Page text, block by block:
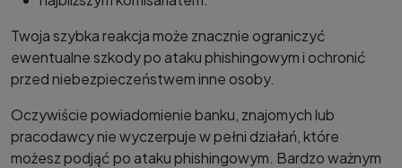
Twoja szybka reakcja może znacznie ograniczyć
ewentualne szkody po ataku phishingowym i ochronić
przed niebezpieczeństwem inne osoby.
Oczywiście powiadomienie banku, znajomych lub
pracodawcy nie wyczerpuje w pełni działań, które
możesz podjąć po ataku phishingowym. Bardzo ważnym